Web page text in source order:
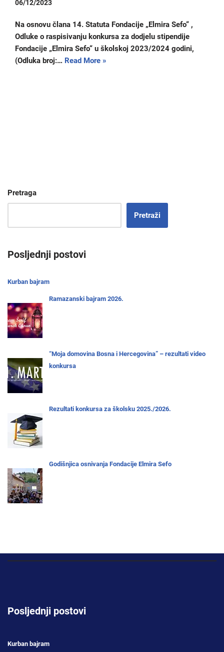
06/12/2023
Na osnovu člana 14. Statuta Fondacije „Elmira Sefo“ ,
Odluke o raspisivanju konkursa za dodjelu stipendije
Fondacije „Elmira Sefo“ u školskoj 2023/2024 godini,
(Odluka broj:… Read More »
Pretraga
Pretraži
Posljednji postovi
Kurban bajram
Ramazanski bajram 2026.
“Moja domovina Bosna i Hercegovina” – rezultati video
konkursa
Rezultati konkursa za školsku 2025./2026.
Godišnjica osnivanja Fondacije Elmira Sefo
Posljednji postovi
Kurban bajram